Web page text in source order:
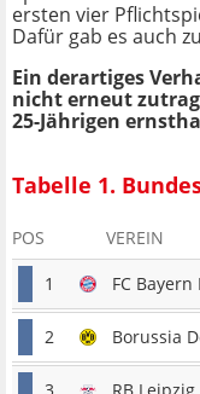
ersten vier
Dafür gab es auch
Ein derartiges
nicht erneut
25-Jährigen
Tabelle 1.
POS VEREIN
1
FC
2 Borussia